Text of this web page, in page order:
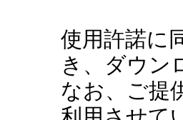
使用許諾に
き、ダウン
なお、ご提